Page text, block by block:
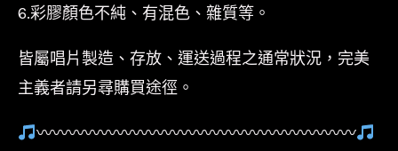
6.彩膠顏色不純、有混色、雜質等。
皆屬唱片製造、存放、運送過程之通常狀況，完美
主義者請另尋購買途徑。
〰〰〰〰〰〰〰〰〰〰〰〰〰〰〰〰〰〰〰〰